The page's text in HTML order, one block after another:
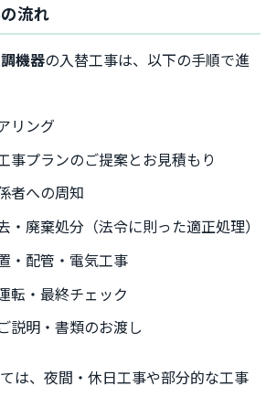
流れ
機器の入替工事は、以下の手順で進
リング
事プランのご提案とお見積もり
者への周知
・廃棄処分（法令に則った適正処理）
・配管・電気工事
転・最終チェック
説明・書類のお渡し
は、夜間・休日工事や部分的な工事